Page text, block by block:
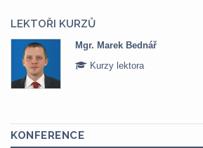
LEKTOŘI KURZŮ
Mgr. Marek Bednář
Kurzy lektora
KONFERENCE